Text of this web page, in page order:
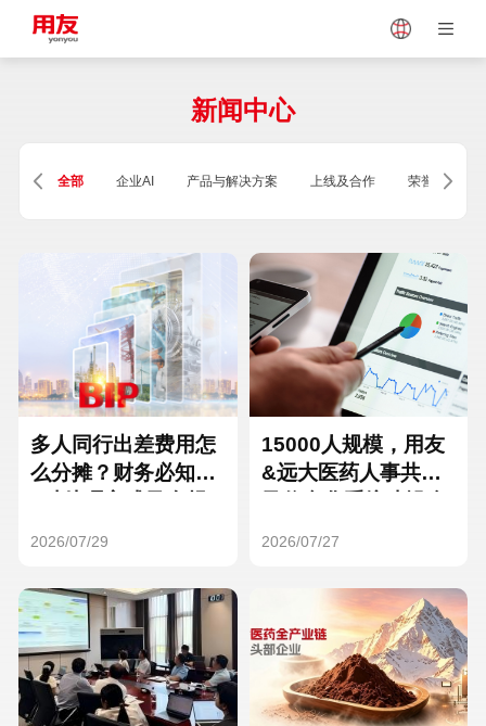
Vietnam
Singapore Malaysia
Thailand
Turkey
Hungary Mexico
Hong Kong Macau
新闻中心
全部 企业AI 产品与解决方案 上线及合作 荣誉及资质
多人同行出差费用怎
么分摊？财务必知的
2026/07/29
15000人规模，用友
&远大医药人事共享
2026/07/27